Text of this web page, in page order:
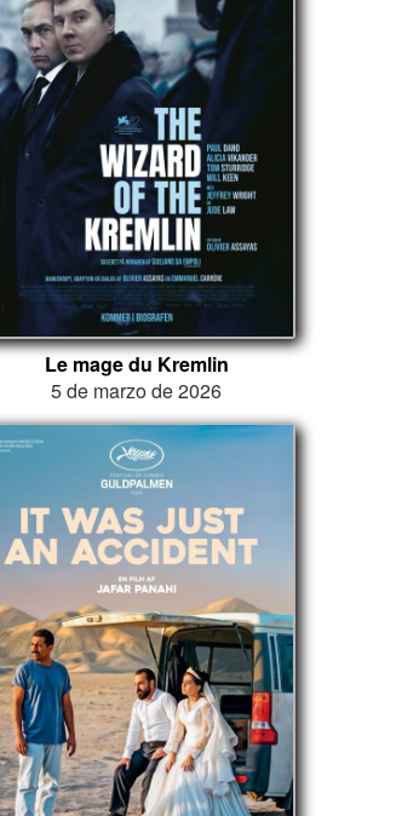
Le mage du Kremlin
5 de marzo de 2026